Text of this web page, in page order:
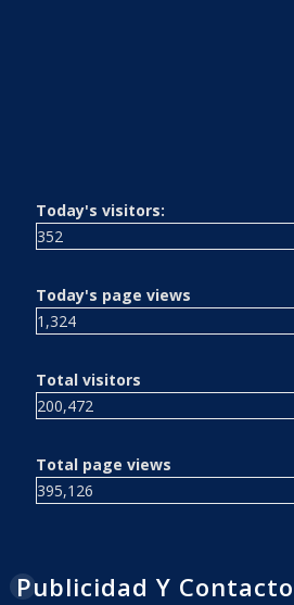
Today's visitors:
352
Today's page views
1,324
Total visitors
200,472
Total page views
395,126
Publicidad Y Contacto